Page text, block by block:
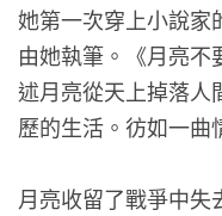
她第一次穿上小說家
由她執筆。《月亮
述月亮從天上掉落人
歷的生活。彷如一曲
月亮收留了戰爭中